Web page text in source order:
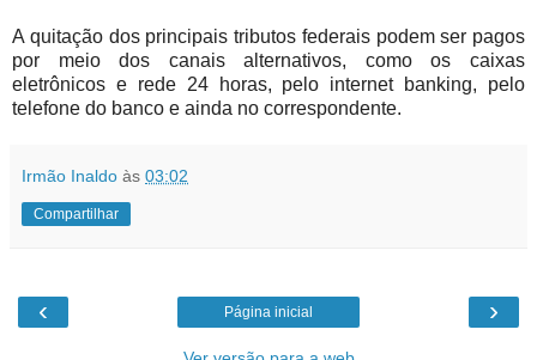
A quitação dos principais tributos federais podem ser pagos
por meio dos canais alternativos, como os caixas
eletrônicos e rede 24 horas, pelo internet banking, pelo
telefone do banco e ainda no correspondente.
Irmão Inaldo às 03:02
Compartilhar
‹ ›
Página inicial